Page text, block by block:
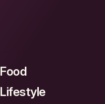
Food
Lifestyle